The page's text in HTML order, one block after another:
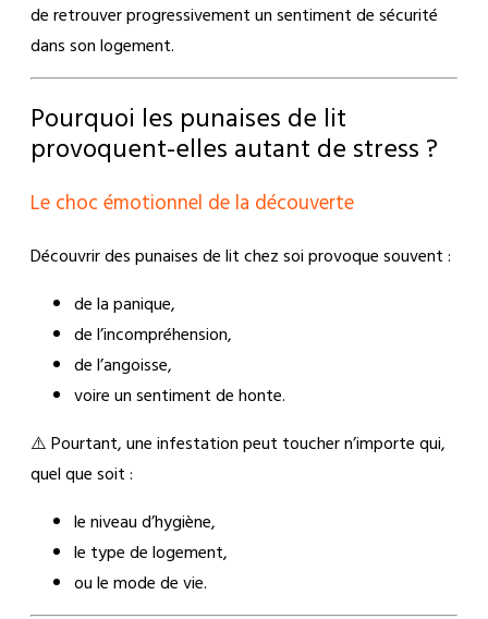
de retrouver progressivement un sentiment de sécurité
dans son logement.
Pourquoi les punaises de lit
provoquent-elles autant de stress ?
Le choc émotionnel de la découverte
Découvrir des punaises de lit chez soi provoque souvent :
de la panique,
de l’incompréhension,
de l’angoisse,
voire un sentiment de honte.
⚠️ Pourtant, une infestation peut toucher n’importe qui,
quel que soit :
le niveau d’hygiène,
le type de logement,
ou le mode de vie.